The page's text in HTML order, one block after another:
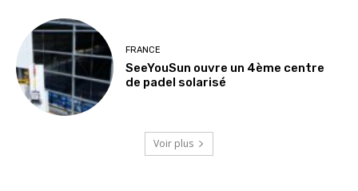
FRANCE
SeeYouSun ouvre un 4ème centre
de padel solarisé
Voir plus